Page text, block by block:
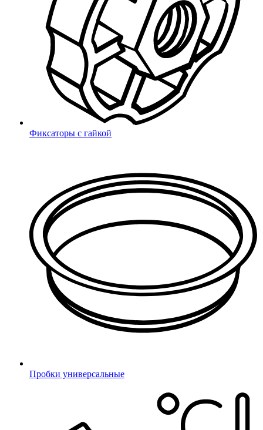
Фиксаторы с гайкой
Пробки универсальные
Собственное производство
Высокое качество
продукции
Наши преимущества